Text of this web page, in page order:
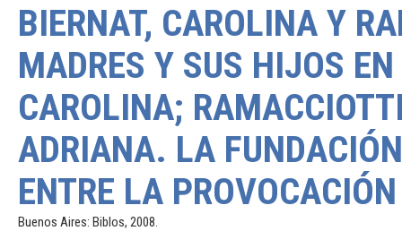
BIERNAT, CAROLINA Y
MADRES Y SUS HIJOS
CAROLINA;
ADRIANA. LA
ENTRE LA
Buenos Aires: Biblos, 2008.